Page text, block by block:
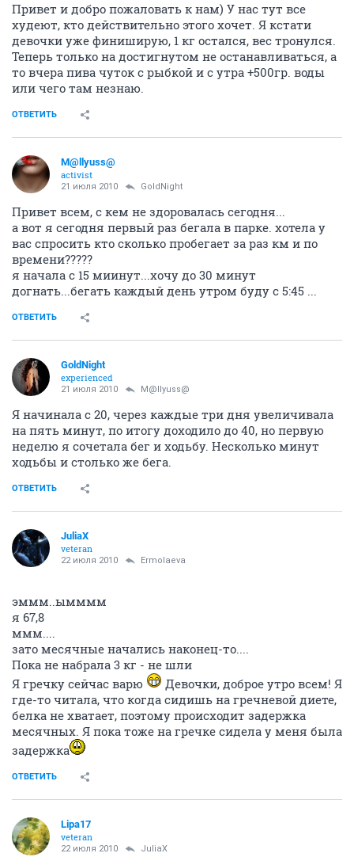
Привет и добро пожаловать к нам) У нас тут все
худеют, кто действительно этого хочет. Я кстати
девочки уже финиширую, 1 кг остался, вес тронулся.
Теперь только на достигнутом не останавливаться, а
то вчера пива чуток с рыбкой и с утра +500гр. воды
или чего там незнаю.
ОТВЕТИТЬ
M@llyuss@
activist
21 июля 2010 GoldNight
Привет всем, с кем не здоровалась сегодня...
а вот я сегодня первый раз бегала в парке. хотела у
вас спросить кто сколько пробегает за раз км и по
времени?????
я начала с 15 миинут...хочу до 30 минут
догнать...бегать каждый день утром буду с 5:45 ...
ОТВЕТИТЬ
GoldNight
experienced
21 июля 2010 M@llyuss@
Я начинала с 20, через каждые три дня увеличивала
на пять минут, по итогу доходило до 40, но первую
неделю я сочетала бег и ходьбу. Несколько минут
ходьбы и столько же бега.
ОТВЕТИТЬ
JuliaX
veteran
22 июля 2010 Ermolaeva
эммм..ымммм
я 67,8
ммм....
зато месячные начались наконец-то....
Пока не набрала 3 кг - не шли
Я гречку сейчас варю
Девочки, доброе утро всем! Я
где-то читала, что когда сидишь на гречневой диете,
белка не хватает, поэтому происходит задержка
месячных. Я пока тоже на гречке сидела у меня была
задержка
ОТВЕТИТЬ
Lipa17
veteran
22 июля 2010 JuliaX